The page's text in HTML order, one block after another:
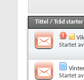
Tittel / Tråd starter
Startet av
Startet av